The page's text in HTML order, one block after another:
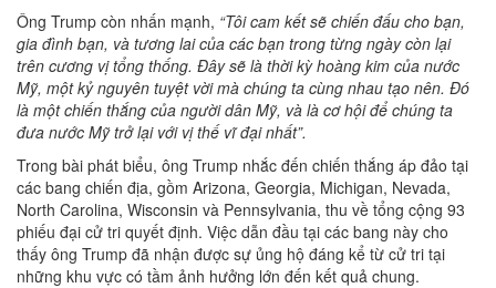
Ông Trump còn nhấn mạnh, “Tôi cam kết sẽ chiến đấu cho bạn,
gia đình bạn, và tương lai của các bạn trong từng ngày còn lại
trên cương vị tổng thống. Đây sẽ là thời kỳ hoàng kim của nước
Mỹ, một kỷ nguyên tuyệt vời mà chúng ta cùng nhau tạo nên. Đó
là một chiến thắng của người dân Mỹ, và là cơ hội để chúng ta
đưa nước Mỹ trở lại với vị thế vĩ đại nhất”.
Trong bài phát biểu, ông Trump nhắc đến chiến thắng áp đảo tại
các bang chiến địa, gồm Arizona, Georgia, Michigan, Nevada,
North Carolina, Wisconsin và Pennsylvania, thu về tổng cộng 93
phiếu đại cử tri quyết định. Việc dẫn đầu tại các bang này cho
thấy ông Trump đã nhận được sự ủng hộ đáng kể từ cử tri tại
những khu vực có tầm ảnh hưởng lớn đến kết quả chung.